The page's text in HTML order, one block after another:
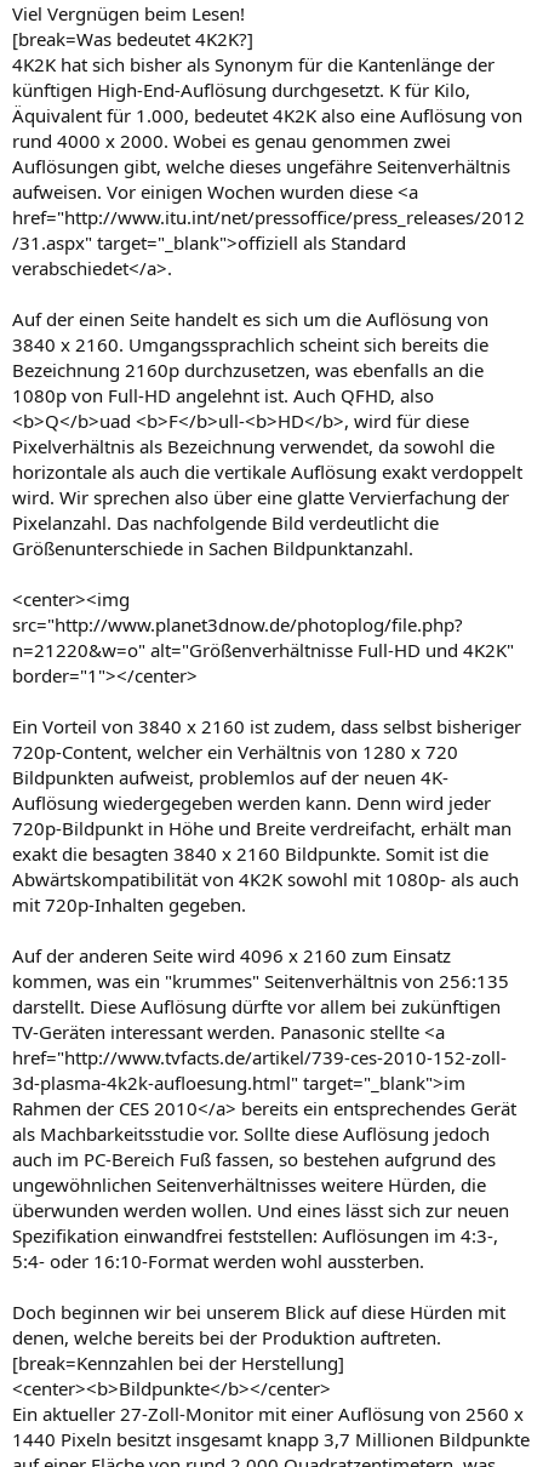
Viel Vergnügen beim Lesen!
[break=Was bedeutet 4K2K?]
4K2K hat sich bisher als Synonym für die Kantenlänge der
künftigen High-End-Auflösung durchgesetzt. K für Kilo,
Äquivalent für 1.000, bedeutet 4K2K also eine Auflösung von
rund 4000 x 2000. Wobei es genau genommen zwei
Auflösungen gibt, welche dieses ungefähre Seitenverhältnis
aufweisen. Vor einigen Wochen wurden diese <a
href="http://www.itu.int/net/pressoffice/press_releases/2012
/31.aspx" target="_blank">offiziell als Standard
verabschiedet</a>.
Auf der einen Seite handelt es sich um die Auflösung von
3840 x 2160. Umgangssprachlich scheint sich bereits die
Bezeichnung 2160p durchzusetzen, was ebenfalls an die
1080p von Full-HD angelehnt ist. Auch QFHD, also
<b>Q</b>uad <b>F</b>ull-<b>HD</b>, wird für diese
Pixelverhältnis als Bezeichnung verwendet, da sowohl die
horizontale als auch die vertikale Auflösung exakt verdoppelt
wird. Wir sprechen also über eine glatte Vervierfachung der
Pixelanzahl. Das nachfolgende Bild verdeutlicht die
Größenunterschiede in Sachen Bildpunktanzahl.
<center><img
src="http://www.planet3dnow.de/photoplog/file.php?
n=21220&w=o" alt="Größenverhältnisse Full-HD und 4K2K"
border="1"></center>
Ein Vorteil von 3840 x 2160 ist zudem, dass selbst bisheriger
720p-Content, welcher ein Verhältnis von 1280 x 720
Bildpunkten aufweist, problemlos auf der neuen 4K-
Auflösung wiedergegeben werden kann. Denn wird jeder
720p-Bildpunkt in Höhe und Breite verdreifacht, erhält man
exakt die besagten 3840 x 2160 Bildpunkte. Somit ist die
Abwärtskompatibilität von 4K2K sowohl mit 1080p- als auch
mit 720p-Inhalten gegeben.
Auf der anderen Seite wird 4096 x 2160 zum Einsatz
kommen, was ein "krummes" Seitenverhältnis von 256:135
darstellt. Diese Auflösung dürfte vor allem bei zukünftigen
TV-Geräten interessant werden. Panasonic stellte <a
href="http://www.tvfacts.de/artikel/739-ces-2010-152-zoll-
3d-plasma-4k2k-aufloesung.html" target="_blank">im
Rahmen der CES 2010</a> bereits ein entsprechendes Gerät
als Machbarkeitsstudie vor. Sollte diese Auflösung jedoch
auch im PC-Bereich Fuß fassen, so bestehen aufgrund des
ungewöhnlichen Seitenverhältnisses weitere Hürden, die
überwunden werden wollen. Und eines lässt sich zur neuen
Spezifikation einwandfrei feststellen: Auflösungen im 4:3-,
5:4- oder 16:10-Format werden wohl aussterben.
Doch beginnen wir bei unserem Blick auf diese Hürden mit
denen, welche bereits bei der Produktion auftreten.
[break=Kennzahlen bei der Herstellung]
<center><b>Bildpunkte</b></center>
Ein aktueller 27-Zoll-Monitor mit einer Auflösung von 2560 x
1440 Pixeln besitzt insgesamt knapp 3,7 Millionen Bildpunkte